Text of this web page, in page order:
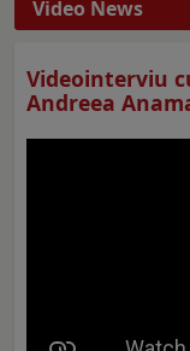
Video News
Videointerviu
Andreea